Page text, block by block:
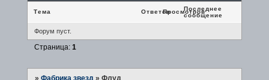
Тема ОтветовПросмотров
Последнее
сообщение
Форум пуст.
Страница: 1